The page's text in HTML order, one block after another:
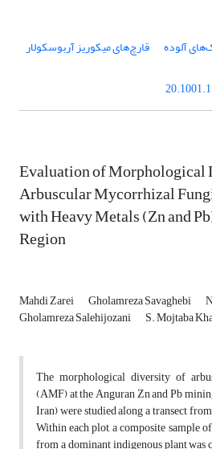
آلوده قارچ‌های میکوریز آربوسکولار
Evaluation of
Arbuscular Mycorrhizal
with Heavy Metals (Zn and
Region
Mahdi Zarei Gholamreza Savaghebi
Gholamreza Salehijozani
S. Mojtaba
The morphological diversity of
(AMF) at the Anguran Zn and Pb
Iran) were studied along a transect
Within each plot, a composite sample